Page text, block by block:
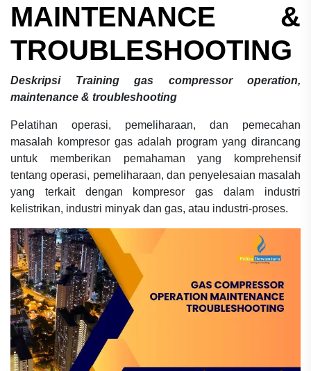
MAINTENANCE &
TROUBLESHOOTING
Deskripsi Training gas compressor operation,
maintenance & troubleshooting
Pelatihan operasi, pemeliharaan, dan pemecahan
masalah kompresor gas adalah program yang dirancang
untuk memberikan pemahaman yang komprehensif
tentang operasi, pemeliharaan, dan penyelesaian masalah
yang terkait dengan kompresor gas dalam industri
kelistrikan, industri minyak dan gas, atau industri-proses.